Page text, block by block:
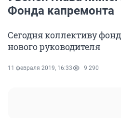
Фонда капремонта
Сегодня коллективу
нового руководителя
11 февраля 2019, 16:33 9 290